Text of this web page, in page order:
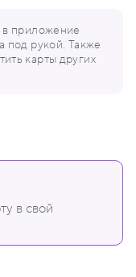
в приложение
под рукой. Также
карты других
в свой